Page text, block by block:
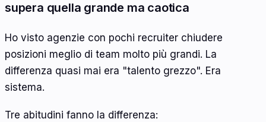
supera quella grande ma caotica
Ho visto agenzie con pochi recruiter chiudere
posizioni meglio di team molto più grandi. La
differenza quasi mai era "talento grezzo". Era
sistema.
Tre abitudini fanno la differenza: